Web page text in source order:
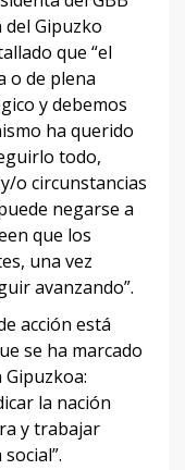
del Gipuzko
que “el
o de plena
y debemos
ha querido
todo,
o circunstancias
negarse a
que los
una vez
avanzando”.
acción está
se ha marcado
Gipuzkoa:
la nación
y trabajar